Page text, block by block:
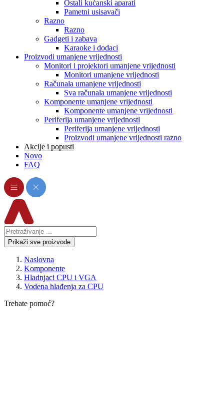
Ostali kućanski aparati
Pametni usisavači
Razno
Razno
Gadgeti i zabava
Karaoke i dodaci
Proizvodi umanjene vrijednosti
Monitori i projektori umanjene vrijednosti
Monitori umanjene vrijednosti
Računala umanjene vrijednosti
Sva računala umanjene vrijednosti
Komponente umanjene vrijednosti
Komponente umanjene vrijednosti
Periferija umanjene vrijednosti
Periferija umanjene vrijednosti
Proizvodi umanjene vrijednosti razno
Akcije i popusti
Novo
FAQ
Prikaži sve proizvode
Naslovna
Komponente
Hladnjaci CPU i VGA
Vodena hlađenja za CPU
Trebate pomoć?